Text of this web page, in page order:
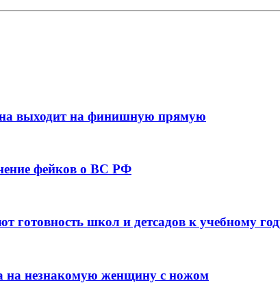
выходит на финишную прямую
фейков о ВС РФ
готовность школ и детсадов к учебному
на незнакомую женщину с ножом